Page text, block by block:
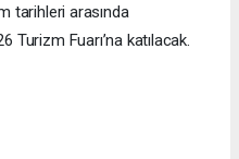
tarihleri arasında
Turizm Fuarı’na katılacak.